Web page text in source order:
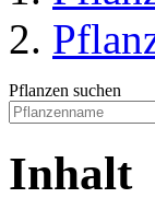
Pflanzen suchen
Inhalt